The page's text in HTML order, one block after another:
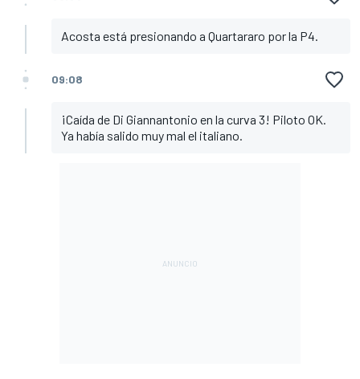
Acosta está presionando a Quartararo por la P4.
09:08
¡Caída de Di Giannantonio en la curva 3! Piloto OK.
Ya había salido muy mal el italiano.